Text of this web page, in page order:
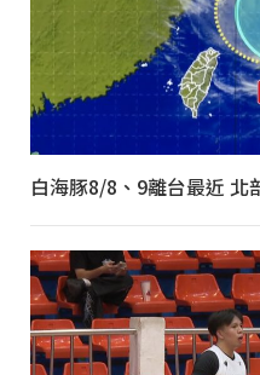
白海豚8/8、9離台最近 北